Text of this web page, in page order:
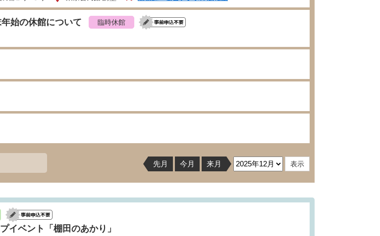
年始の休館について
臨時休館
先月 今月 来月
イベント「棚田のあかり」